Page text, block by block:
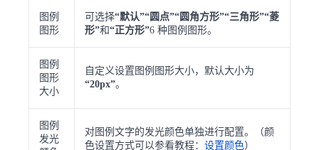
图例
图形
可选择“默认”“圆点”“圆角方形”“三角形”“菱
形”和“正方形”6 种图例图形。
图例
图形
大小
自定义设置图例图形大小，默认大小为
“20px”。
图例
发光
对图例文字的发光颜色单独进行配置。（颜
色设置方式可以参看教程： 设置颜色）